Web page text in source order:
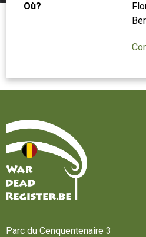
Où?
Parc du Cenquentenaire 3